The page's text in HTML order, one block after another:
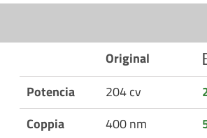
Original
Potencia 204 cv
Coppia
400 nm